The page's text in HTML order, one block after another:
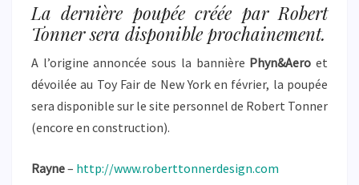
La dernière poupée créée par Robert
Tonner sera disponible prochainement.
A l’origine annoncée sous la bannière Phyn&Aero et
dévoilée au Toy Fair de New York en février, la poupée
sera disponible sur le site personnel de Robert Tonner
(encore en construction).
Rayne– http://www.roberttonnerdesign.com